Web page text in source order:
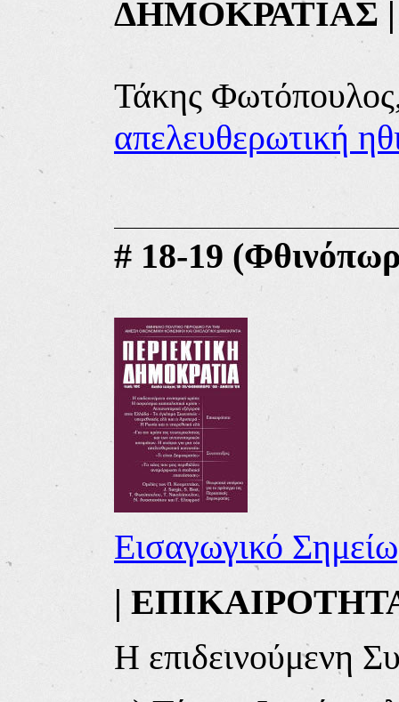
ΔΗΜΟΚΡΑΤΙΑΣ |
Τάκης
απελευθερωτική
# 18-19
Εισαγωγικό
|
Η επιδεινούμενη